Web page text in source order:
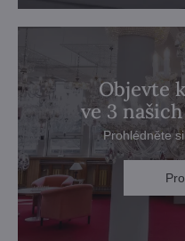
Objevte
ve 3
Prohlédněte